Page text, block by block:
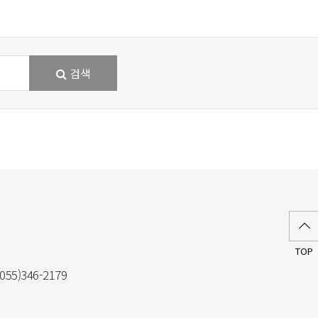
검색
2179
TOP